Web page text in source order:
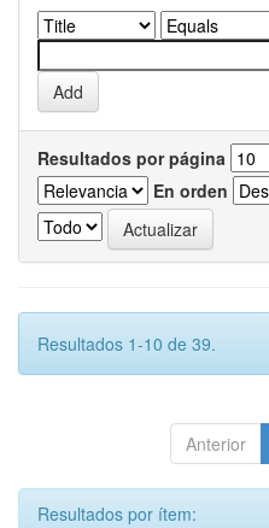
Resultados por página
En orden
Resultados 1-10 de 39.
Anterior
Resultados por ítem: